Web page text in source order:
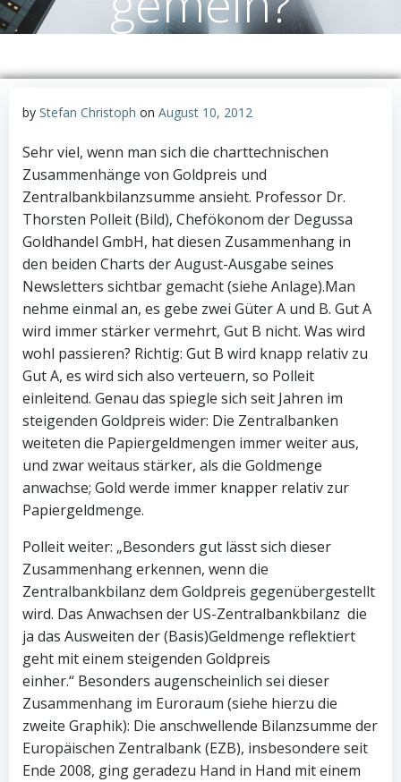
by Stefan Christoph on August 10, 2012
Sehr viel, wenn man sich die charttechnischen
Zusammenhänge von Goldpreis und
Zentralbankbilanzsumme ansieht. Professor Dr.
Thorsten Polleit (Bild), Chefökonom der Degussa
Goldhandel GmbH, hat diesen Zusammenhang in
den beiden Charts der August-Ausgabe seines
Newsletters sichtbar gemacht (siehe Anlage).Man
nehme einmal an, es gebe zwei Güter A und B. Gut A
wird immer stärker vermehrt, Gut B nicht. Was wird
wohl passieren? Richtig: Gut B wird knapp relativ zu
Gut A, es wird sich also verteuern, so Polleit
einleitend. Genau das spiegle sich seit Jahren im
steigenden Goldpreis wider: Die Zentralbanken
weiteten die Papiergeldmengen immer weiter aus,
und zwar weitaus stärker, als die Goldmenge
anwachse; Gold werde immer knapper relativ zur
Papiergeldmenge.
Polleit weiter: „Besonders gut lässt sich dieser
Zusammenhang erkennen, wenn die
Zentralbankbilanz dem Goldpreis gegenübergestellt
wird. Das Anwachsen der US-Zentralbankbilanz  die
ja das Ausweiten der (Basis)Geldmenge reflektiert 
geht mit einem steigenden Goldpreis
einher.“ Besonders augenscheinlich sei dieser
Zusammenhang im Euroraum (siehe hierzu die
zweite Graphik): Die anschwellende Bilanzsumme der
Europäischen Zentralbank (EZB), insbesondere seit
Ende 2008, ging geradezu Hand in Hand mit einem